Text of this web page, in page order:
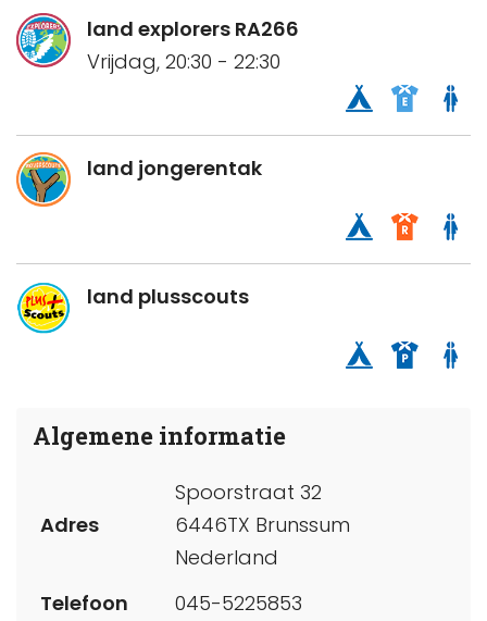
land explorers RA266
Vrijdag, 20:30 - 22:30
land jongerentak
land plusscouts
Algemene informatie
Adres
Spoorstraat 32
6446TX Brunssum
Nederland
Telefoon
045-5225853